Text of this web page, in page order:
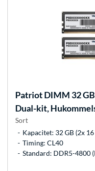
PatriotDIMM 32
Dual-kit,
Sort
Kapacitet: 32 GB (2x 16
Timing: CL40
Standard: DDR5-4800